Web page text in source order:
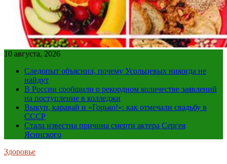
10 августа, 2026
Следопыт объяснил, почему Усольцевых никогда не
найдут
В России сообщили о рекордном количестве заявлений
на поступление в колледжи
Выкуп, каравай и «Горько!»: как отмечали свадьбу в
СССР
Стала известна причина смерти актера Сергея
Ясинского
Здоровье